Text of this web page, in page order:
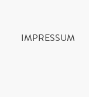
IMPRESSUM